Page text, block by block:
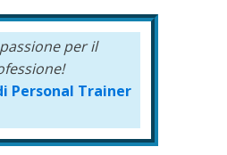
per il
Personal Trainer